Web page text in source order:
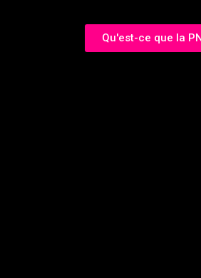
Qu'est-ce que la